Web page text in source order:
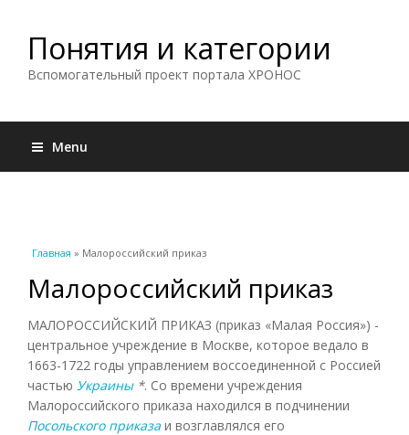
Понятия и категории
Вспомогательный проект портала ХРОНОС
Menu
Вы здесь
Главная » Малороссийский приказ
Малороссийский приказ
МАЛОРОССИЙСКИЙ ПРИКАЗ (приказ «Малая Россия») -
центральное учреждение в Москве, которое ведало в
1663-1722 годы управлением воссоединенной с Россией
частью Украины*. Со времени учреждения
Малороссийского приказа находился в подчинении
Посольского приказа и возглавлялся его